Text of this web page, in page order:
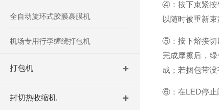
全自动旋环式胶膜裹膜机
机场专用行李缠绕打包机
打包机
封切热收缩机
④：按下束紧按
以随时被重新
⑤：按下熔接切
完成摩擦后，
成；若捆包带
⑥：在LED停止